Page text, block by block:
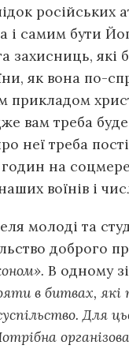
російських
і самим бути
захисниць, які
як вона по-
прикладом
вам треба
неї треба
на
воїнів і
молоді та
доброго
В одному
в битвах, які
Для